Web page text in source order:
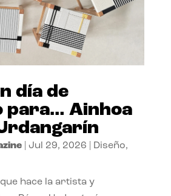
día de
para… Ainhoa
| Jul 29, 2026 Diseño,
hace la artista y